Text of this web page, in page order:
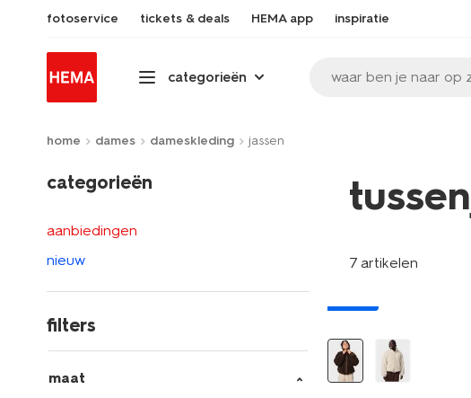
fotoservice tickets & deals HEMA app inspiratie
categorieën waar ben je naar op
home dames dameskleding jassen
categorieën
aanbiedingen
nieuw
filters
maat
7 artikelen